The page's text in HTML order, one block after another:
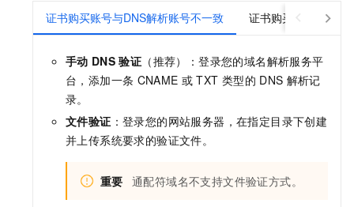
证书购买账号与DNS解析账号不一致 证书购买账号与DNS
手动 DNS 验证 （推荐）：登录您的域名解析服务平
台，添加一条 CNAME 或 TXT 类型的 DNS 解析记
录。
文件验证 ：登录您的网站服务器，在指定目录下创建
并上传系统要求的验证文件。
重要 通配符域名不支持文件验证方式。